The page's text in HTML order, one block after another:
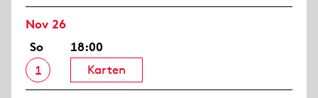
Nov 26
So
1
18:00
Karten